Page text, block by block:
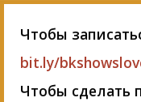
Чтобы
bit.ly/
Чтобы сделать